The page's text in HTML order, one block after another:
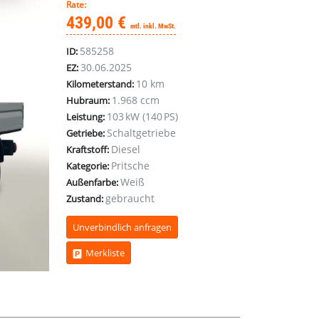
Rate:
439,00 € mtl. inkl. MwSt.
ID: 585258
EZ:30.06.2025
Kilometerstand: 10 km
Hubraum: 1.968 ccm
Leistung: 103 kW (140 PS)
Getriebe: Schaltgetriebe
Kraftstoff: Diesel
Kategorie: Pritsche
Außenfarbe:Weiß
Zustand:gebraucht
Unverbindlich anfragen
Merkliste